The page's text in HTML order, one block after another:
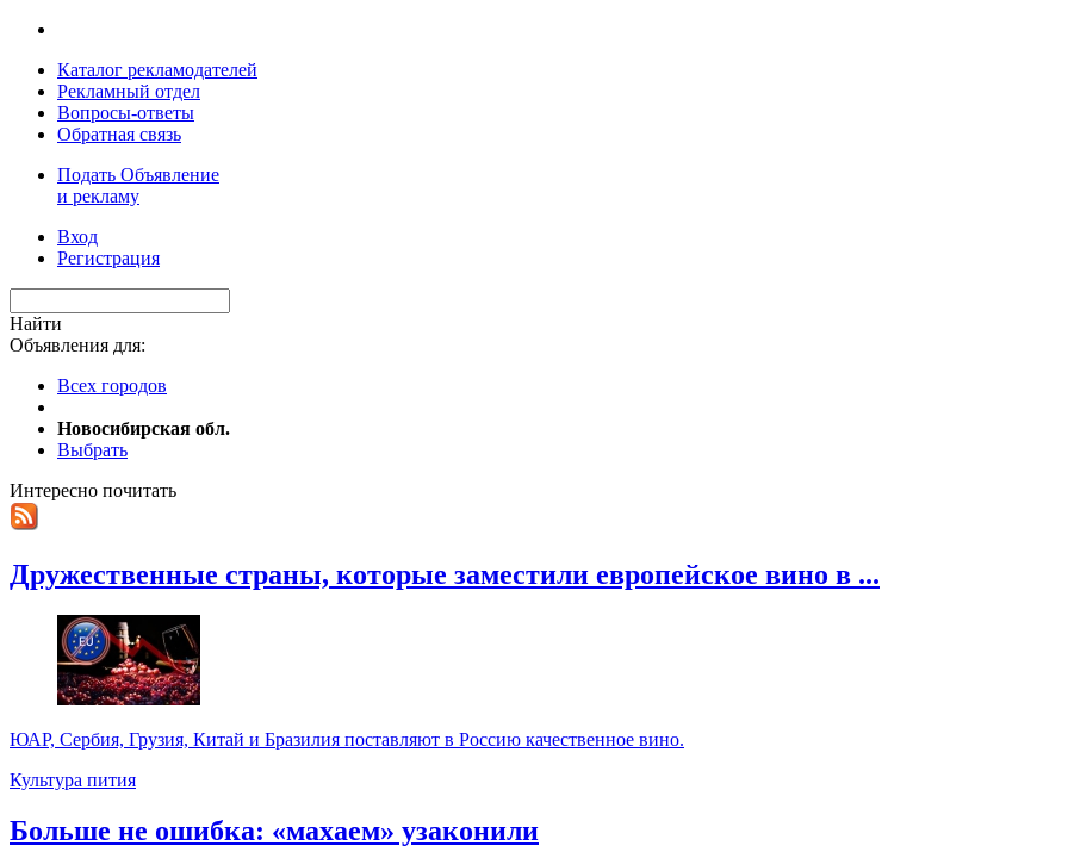
Каталог рекламодателей
Рекламный отдел
Вопросы-ответы
Обратная связь
Подать Объявление
и рекламу
Вход
Регистрация
Найти
Объявления для:
Всех городов
Новосибирская обл.
Выбрать
Интересно почитать
Дружественные страны, которые заместили европейское вино в ...
ЮАР, Сербия, Грузия, Китай и Бразилия поставляют в Россию качественное вино.
Культура пития
Больше не ошибка: «махаем» узаконили